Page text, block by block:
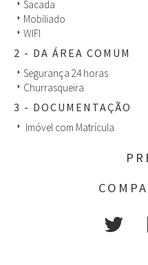
arrow_right Sacada
arrow_right Mobiliado
arrow_right WIFI
2 - DA ÁREA COMUM
arrow_right Segurança 24 horas
arrow_right Churrasqueira
3 - DOCUMENTAÇÃO
arrow_right Imóvel com Matrícula